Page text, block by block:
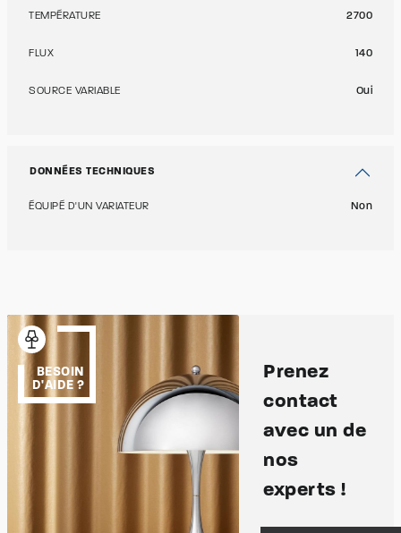
TEMPÉRATURE 2700
FLUX 140
SOURCE VARIABLE Oui
DONNÉES TECHNIQUES
ÉQUIPÉ D'UN VARIATEUR Non
BESOIN
D'AIDE ?
Prenez
contact
avec un de
nos
experts !